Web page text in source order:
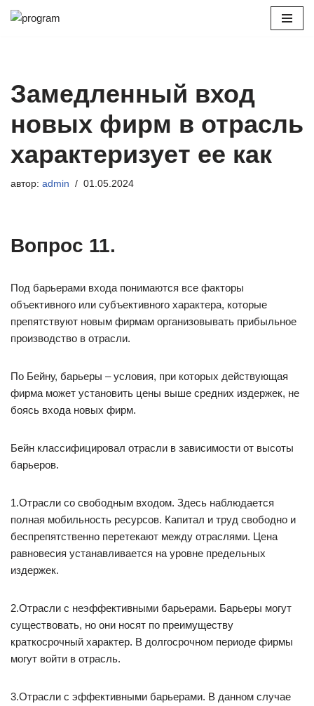
Замедленный вход
новых фирм в отрасль
характеризует ее как
автор: admin 01.05.2024
Вопрос 11.
Под барьерами входа понимаются все факторы
объективного или субъективного характера, которые
препятствуют новым фирмам организовывать прибыльное
производство в отрасли.
По Бейну, барьеры – условия, при которых действующая
фирма может установить цены выше средних издержек, не
боясь входа новых фирм.
Бейн классифицировал отрасли в зависимости от высоты
барьеров.
1.Отрасли со свободным входом. Здесь наблюдается
полная мобильность ресурсов. Капитал и труд свободно и
беспрепятственно перетекают между отраслями. Цена
равновесия устанавливается на уровне предельных
издержек.
2.Отрасли с неэффективными барьерами. Барьеры могут
существовать, но они носят по преимуществу
краткосрочный характер. В долгосрочном периоде фирмы
могут войти в отрасль.
3.Отрасли с эффективными барьерами. В данном случае